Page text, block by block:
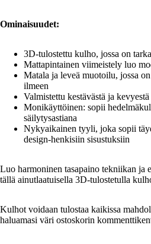
Ominaisuudet:
3D-tulostettu kulho, jossa on
Mattapintainen viimeistely luo
Matala ja leveä muotoilu, jossa
ilmeen
Valmistettu kestävästä ja
Monikäyttöinen: sopii
säilytysastiana
Nykyaikainen tyyli, joka sopii
design-henkisiin sisustuksiin
Luo harmoninen tasapaino tekniikan ja
tällä ainutlaatuisella 3D-tulostetulla
Kulhot voidaan tulostaa kaikissa
haluamasi väri ostoskorin